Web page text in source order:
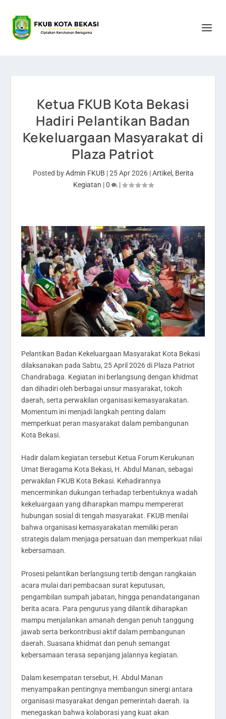
Ketua FKUB Kota Bekasi
Hadiri Pelantikan Badan
Kekeluargaan Masyarakat di
Plaza Patriot
Posted byAdmin FKUB |25 Apr 2026|Artikel , Berita
Kegiatan |0 |
Pelantikan Badan Kekeluargaan Masyarakat Kota Bekasi
dilaksanakan pada Sabtu, 25 April 2026 di Plaza Patriot
Chandrabaga. Kegiatan ini berlangsung dengan khidmat
dan dihadiri oleh berbagai unsur masyarakat, tokoh
daerah, serta perwakilan organisasi kemasyarakatan.
Momentum ini menjadi langkah penting dalam
memperkuat peran masyarakat dalam pembangunan
Kota Bekasi.
Hadir dalam kegiatan tersebut Ketua Forum Kerukunan
Umat Beragama Kota Bekasi, H. Abdul Manan, sebagai
perwakilan FKUB Kota Bekasi. Kehadirannya
mencerminkan dukungan terhadap terbentuknya wadah
kekeluargaan yang diharapkan mampu mempererat
hubungan sosial di tengah masyarakat. FKUB menilai
bahwa organisasi kemasyarakatan memiliki peran
strategis dalam menjaga persatuan dan memperkuat nilai
kebersamaan.
Prosesi pelantikan berlangsung tertib dengan rangkaian
acara mulai dari pembacaan surat keputusan,
pengambilan sumpah jabatan, hingga penandatanganan
berita acara. Para pengurus yang dilantik diharapkan
mampu menjalankan amanah dengan penuh tanggung
jawab serta berkontribusi aktif dalam pembangunan
daerah. Suasana khidmat dan penuh semangat
kebersamaan terasa sepanjang jalannya kegiatan.
Dalam kesempatan tersebut, H. Abdul Manan
menyampaikan pentingnya membangun sinergi antara
organisasi masyarakat dengan pemerintah daerah. Ia
menegaskan bahwa kolaborasi yang kuat akan